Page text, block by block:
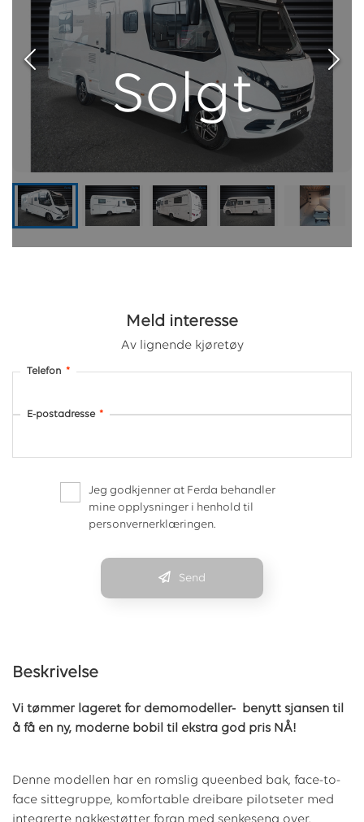
Solgt
Meld interesse
Av lignende kjøretøy
Telefon *
E-postadresse *
Jeg godkjenner at Ferda behandler
mine opplysninger i henhold til
personvernerklæringen.
Send
Beskrivelse
Vi tømmer lageret for demomodeller- benytt sjansen til
å få en ny, moderne bobil til ekstra god pris NÅ!
Denne modellen har en romslig queenbed bak, face-to-
face sittegruppe, komfortable dreibare pilotseter med